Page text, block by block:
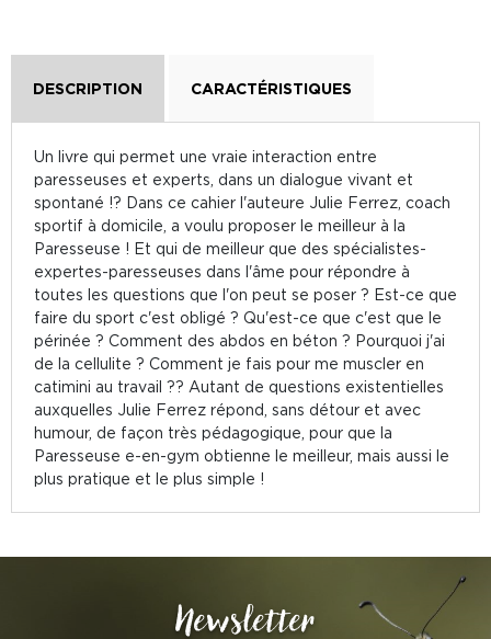
DESCRIPTION CARACTÉRISTIQUES
Un livre qui permet une vraie interaction entre
paresseuses et experts, dans un dialogue vivant et
spontané !? Dans ce cahier l'auteure Julie Ferrez, coach
sportif à domicile, a voulu proposer le meilleur à la
Paresseuse ! Et qui de meilleur que des spécialistes-
expertes-paresseuses dans l'âme pour répondre à
toutes les questions que l'on peut se poser ? Est-ce que
faire du sport c'est obligé ? Qu'est-ce que c'est que le
périnée ? Comment des abdos en béton ? Pourquoi j'ai
de la cellulite ? Comment je fais pour me muscler en
catimini au travail ?? Autant de questions existentielles
auxquelles Julie Ferrez répond, sans détour et avec
humour, de façon très pédagogique, pour que la
Paresseuse e-en-gym obtienne le meilleur, mais aussi le
plus pratique et le plus simple !
Newsletter